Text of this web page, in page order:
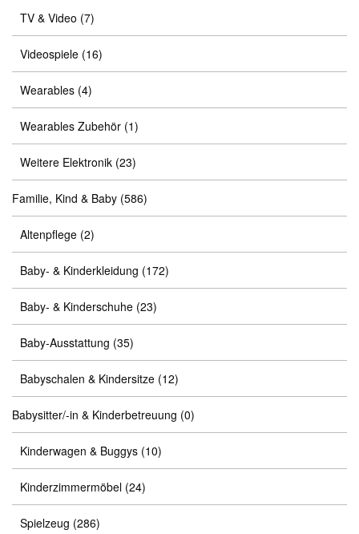
TV & Video (7)
Videospiele (16)
Wearables (4)
Wearables Zubehör (1)
Weitere Elektronik (23)
Familie, Kind & Baby (586)
Altenpflege (2)
Baby- & Kinderkleidung (172)
Baby- & Kinderschuhe (23)
Baby-Ausstattung (35)
Babyschalen & Kindersitze (12)
Babysitter/-in & Kinderbetreuung (0)
Kinderwagen & Buggys (10)
Kinderzimmermöbel (24)
Spielzeug (286)